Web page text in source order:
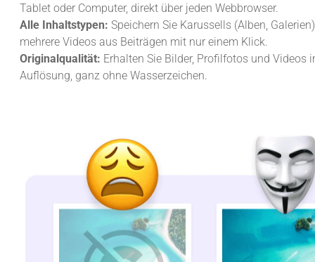
Tablet oder Computer, direkt über jeden Webbrowser.
Alle Inhaltstypen: Speichern Sie Karussells (Alben,
mehrere Videos aus Beiträgen mit nur einem Klick.
Originalqualität: Erhalten Sie Bilder, Profilfotos und Videos
Auflösung, ganz ohne Wasserzeichen.